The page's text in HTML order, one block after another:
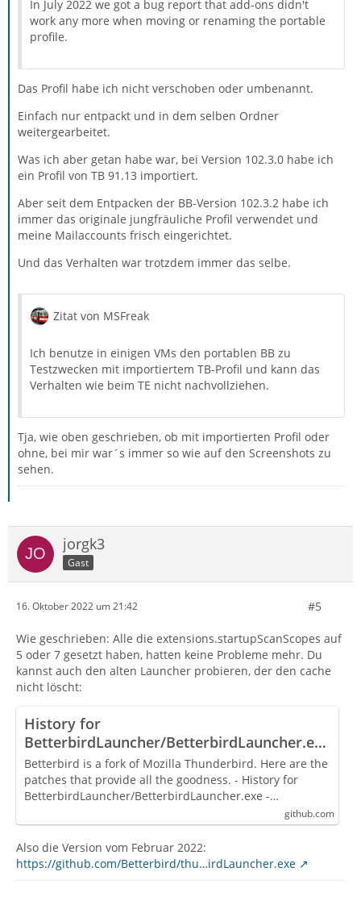
In July 2022 we got a bug report that add-ons didn't
work any more when moving or renaming the portable
profile.
Das Profil habe ich nicht verschoben oder umbenannt.
Einfach nur entpackt und in dem selben Ordner
weitergearbeitet.
Was ich aber getan habe war, bei Version 102.3.0 habe ich
ein Profil von TB 91.13 importiert.
Aber seit dem Entpacken der BB-Version 102.3.2 habe ich
immer das originale jungfräuliche Profil verwendet und
meine Mailaccounts frisch eingerichtet.
Und das Verhalten war trotzdem immer das selbe.
Zitat von MSFreak
Ich benutze in einigen VMs den portablen BB zu
Testzwecken mit importiertem TB-Profil und kann das
Verhalten wie beim TE nicht nachvollziehen.
Tja, wie oben geschrieben, ob mit importierten Profil oder
ohne, bei mir war´s immer so wie auf den Screenshots zu
sehen.
jorgk3
Gast
16. Oktober 2022 um 21:42 #5
Wie geschrieben: Alle die extensions.startupScanScopes auf
5 oder 7 gesetzt haben, hatten keine Probleme mehr. Du
kannst auch den alten Launcher probieren, der den cache
nicht löscht:
History for
BetterbirdLauncher/BetterbirdLauncher.exe
- Betterbird/thunderbird-patches
Betterbird is a fork of Mozilla Thunderbird. Here are the
patches that provide all the goodness. - History for
BetterbirdLauncher/BetterbirdLauncher.exe -…
github.com
Also die Version vom Februar 2022:
https://github.com/Betterbird/thu…irdLauncher.exe